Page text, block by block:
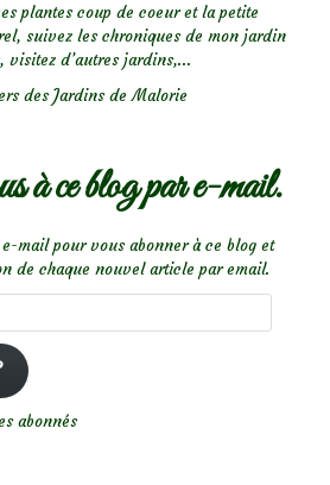
plantes coup de coeur et la petite
suivez les chroniques de mon jardin
d’autres jardins,...
des Jardins de Malorie
à ce blog par e-mail.
mail pour vous abonner à ce blog et
de chaque nouvel article par email.
abonnés